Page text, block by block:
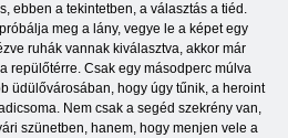
ebben a tekintetben, a választás a tiéd.
meg a lány, vegye le a képet egy
ruhák vannak kiválasztva, akkor már
repülőtérre. Csak egy másodperc múlva
üdülővárosában, hogy úgy tűnik, a heroint
Nem csak a segéd szekrény van,
szünetben, hanem, hogy menjen vele a